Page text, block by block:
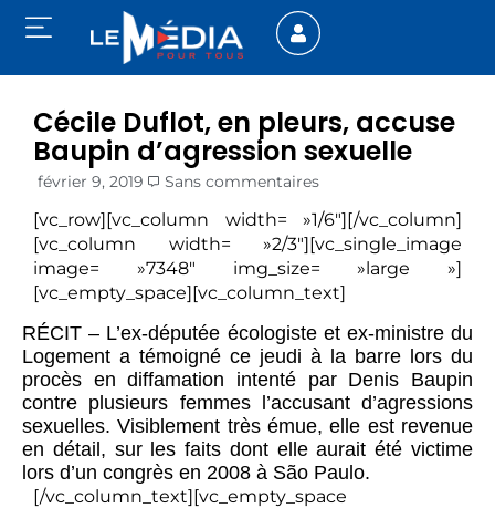
Cécile Duflot, en pleurs, accuse
Baupin d’agression sexuelle
février 9, 2019 Sans commentaires
[vc_row][vc_column width= »1/6″][/vc_column]
[vc_column width= »2/3″][vc_single_image
image= »7348″ img_size= »large »]
[vc_empty_space][vc_column_text]
RÉCIT – L’ex-députée écologiste et ex-ministre du
Logement a témoigné ce jeudi à la barre lors du
procès en diffamation intenté par Denis Baupin
contre plusieurs femmes l’accusant d’agressions
sexuelles. Visiblement très émue, elle est revenue
en détail, sur les faits dont elle aurait été victime
lors d’un congrès en 2008 à São Paulo.
[/vc_column_text][vc_empty_space